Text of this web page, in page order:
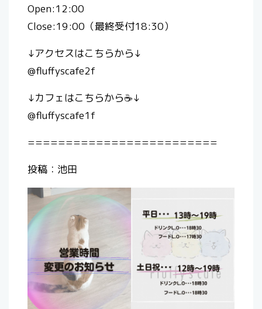
Open:12:00
Close:19:00（最終受付18:30）
↓アクセスはこちらから↓
@fluffyscafe2f
↓カフェはこちらから☕️↓
@fluffyscafe1f
=========================
投稿：池田